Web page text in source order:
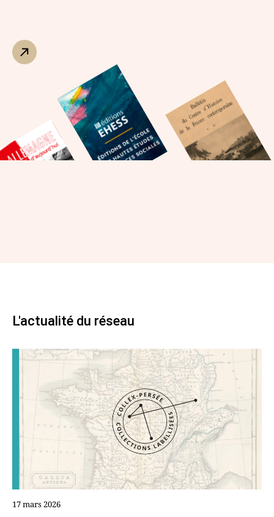
L'actualité du réseau
17 mars 2026